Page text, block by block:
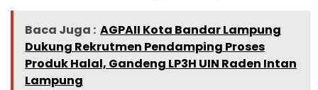
Baca Juga : AGPAII Kota Bandar Lampung
Dukung Rekrutmen Pendamping Proses
Produk Halal, Gandeng LP3H UIN Raden Intan
Lampung